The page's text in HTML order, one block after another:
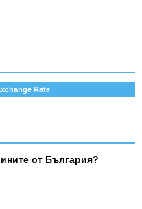
Rate
от България?